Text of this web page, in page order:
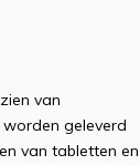
van
geleverd
van tabletten en